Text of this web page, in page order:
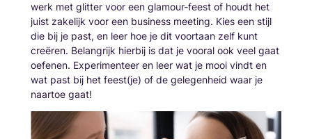
werk met glitter voor een glamour-feest of houdt het
juist zakelijk voor een business meeting. Kies een stijl
die bij je past, en leer hoe je dit voortaan zelf kunt
creëren. Belangrijk hierbij is dat je vooral ook veel gaat
oefenen. Experimenteer en leer wat je mooi vindt en
wat past bij het feest(je) of de gelegenheid waar je
naartoe gaat!